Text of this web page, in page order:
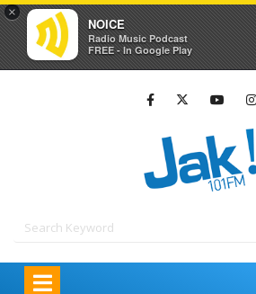
×
NOICE
Radio Music Podcast
FREE - In Google Play